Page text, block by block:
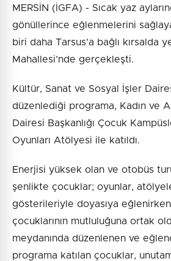
MERSİN (İGFA) - Sıcak yaz
gönüllerince eğlenmelerini
biri daha Tarsus’a bağlı kırsalda
Mahallesi’nde gerçekleşti.
Kültür, Sanat ve Sosyal İşler
düzenlediği programa, Kadın ve
Dairesi Başkanlığı Çocuk
Oyunları Atölyesi ile katıldı.
Enerjisi yüksek olan ve otobüs
şenlikte çocuklar; oyunlar,
gösterileriyle doyasıya
çocuklarının mutluluğuna ortak
meydanında düzenlenen ve
programa katılan çocuklar,